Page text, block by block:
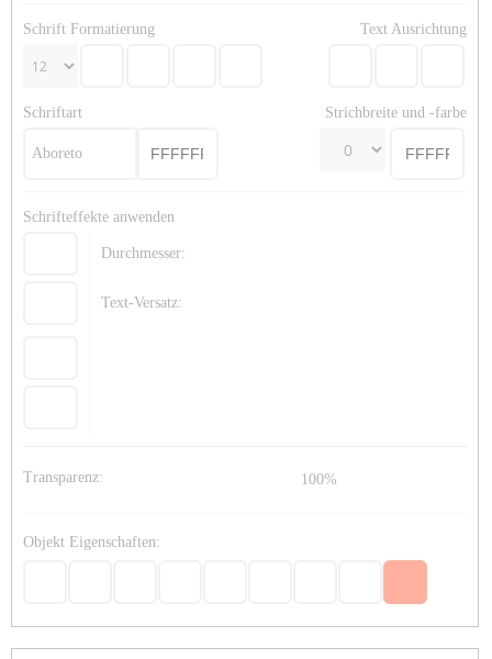
Schrift Formatierung Text Ausrichtung
Schriftart Strichbreite und -farbe
Aboreto
Schrifteffekte anwenden
Durchmesser:
Text-Versatz:
Transparenz: 100%
Objekt Eigenschaften: